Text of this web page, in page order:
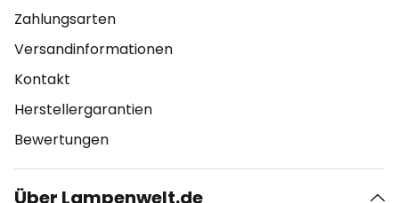
Zahlungsarten
Versandinformationen
Kontakt
Herstellergarantien
Bewertungen
Über Lampenwelt.de